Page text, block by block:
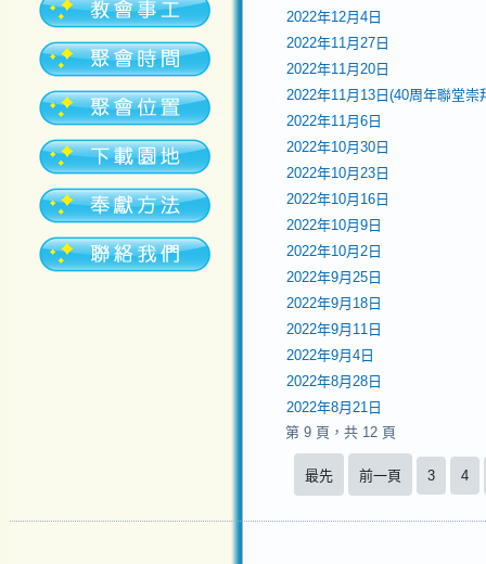
2022年12月4日
2022年11月27日
2022年11月20日
2022年11月13日(40周年聯堂崇
2022年11月6日
2022年10月30日
2022年10月23日
2022年10月16日
2022年10月9日
2022年10月2日
2022年9月25日
2022年9月18日
2022年9月11日
2022年9月4日
2022年8月28日
2022年8月21日
第 9 頁，共 12 頁
最先 前一頁 3 4